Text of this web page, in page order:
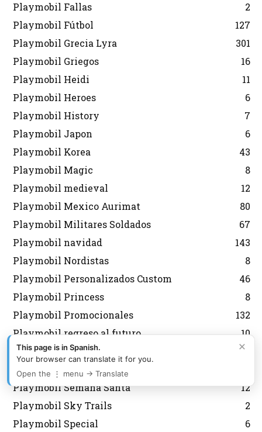
Playmobil Fallas
2
Playmobil Fútbol
127
Playmobil Grecia Lyra
301
Playmobil Griegos
16
Playmobil Heidi
11
Playmobil Heroes
6
Playmobil History
7
Playmobil Japon
6
Playmobil Korea
43
Playmobil Magic
8
Playmobil medieval
12
Playmobil Mexico Aurimat
80
Playmobil Militares Soldados
67
Playmobil navidad
143
Playmobil Nordistas
8
Playmobil Personalizados Custom
46
Playmobil Princess
8
Playmobil Promocionales
132
Playmobil regreso al futuro
10
Playmobil Scooby Doo
32
Playmobil segunda mano
Playmobil Semana Santa
12
Playmobil Sky Trails
2
Playmobil Special
6
×
This page is in Spanish.
Your browser can translate it for you.
Open the ⋮ menu → Translate